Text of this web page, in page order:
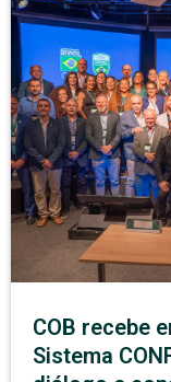
COB recebe
Sistema